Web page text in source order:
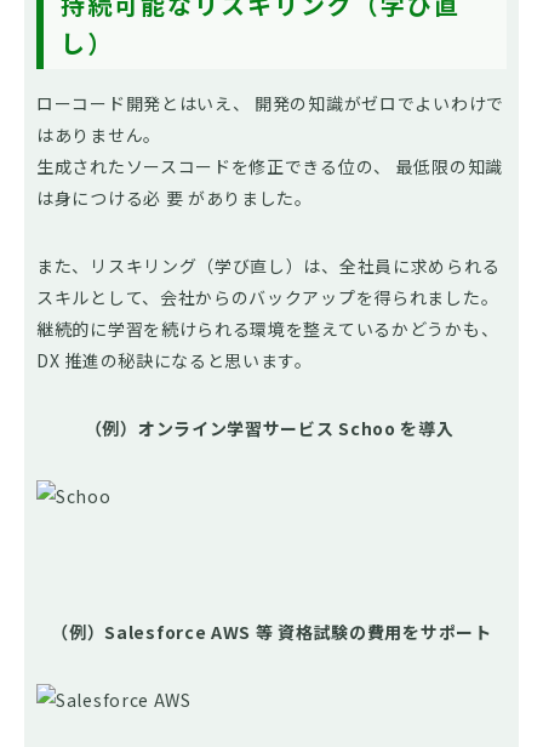
し）
ローコード開発とはいえ、 開発の知識がゼロでよいわけで
はありません。
生成されたソースコードを修正できる位の、 最低限の知識
は身につける必 要 がありました。
また、リスキリング（学び直し）は、全社員に求められる
スキルとして、会社からのバックアップを得られました。
継続的に学習を続けられる環境を整えているかどうかも、
DX 推進の秘訣になると思います。
（例）オンライン学習サービス Schoo を導入
（例）Salesforce AWS 等 資格試験の費用をサポート